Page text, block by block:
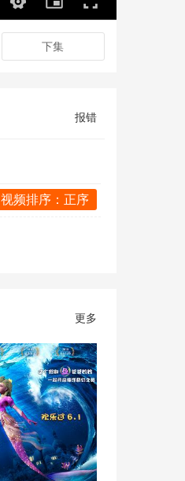
下集
报错
视频排序：正序
更多